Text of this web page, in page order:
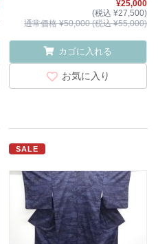
¥25,000
(税込 ¥27,500)
通常価格 ¥50,000 (税込 ¥55,000)
カゴに入れる
お気に入り
SALE